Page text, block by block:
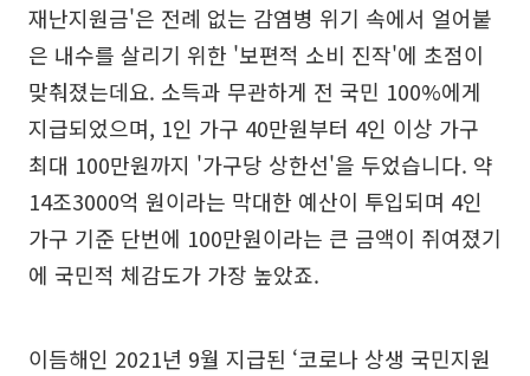
재난지원금'은 전례 없는 감염병 위기 속에서 얼어붙
은 내수를 살리기 위한 '보편적 소비 진작'에 초점이
맞춰졌는데요. 소득과 무관하게 전 국민 100%에게
지급되었으며, 1인 가구 40만원부터 4인 이상 가구
최대 100만원까지 '가구당 상한선'을 두었습니다. 약
14조3000억 원이라는 막대한 예산이 투입되며 4인
가구 기준 단번에 100만원이라는 큰 금액이 쥐여졌기
에 국민적 체감도가 가장 높았죠.
이듬해인 2021년 9월 지급된 ‘코로나 상생 국민지원